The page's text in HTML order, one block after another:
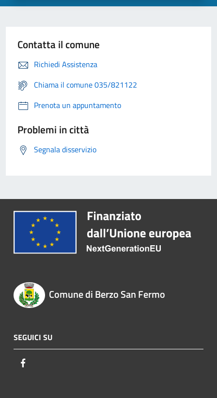
Contatta il comune
Richiedi Assistenza
Chiama il comune 035/821122
Prenota un appuntamento
Problemi in città
Segnala disservizio
Comune di Berzo San Fermo
SEGUICI SU